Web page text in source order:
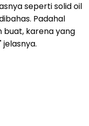
seperti solid oil
Padahal
buat, karena yang